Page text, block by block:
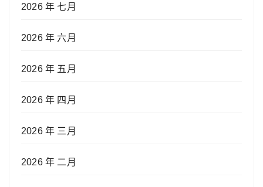
2026 年 七月
2026 年 六月
2026 年 五月
2026 年 四月
2026 年 三月
2026 年 二月